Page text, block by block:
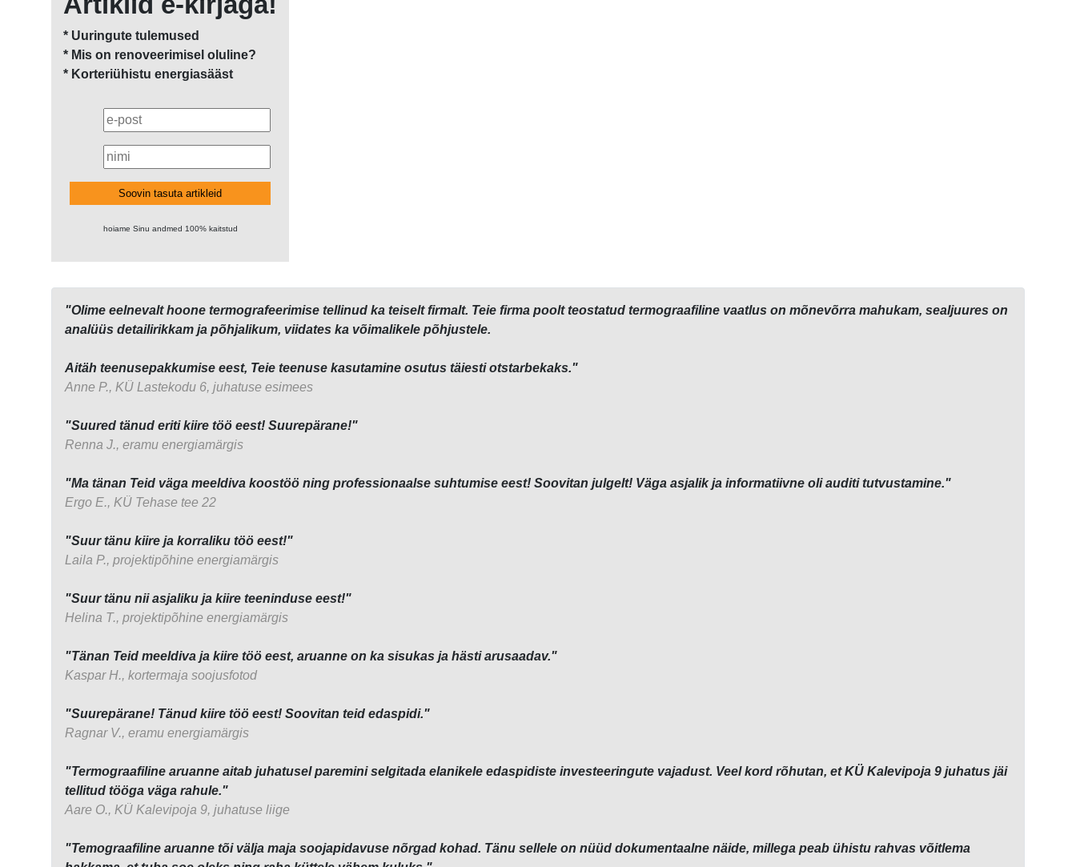
"Olime eelnevalt hoone termografeerimise tellinud ka teiselt firmalt. Teie firma poolt teostatud termograafiline vaatlus on mõnevõrra mahukam, sealjuures on
analüüs detailirikkam ja põhjalikum, viidates ka võimalikele põhjustele.
Aitäh teenusepakkumise eest, Teie teenuse kasutamine osutus täiesti otstarbekaks."
Anne P., KÜ Lastekodu 6, juhatuse esimees
"Suured tänud eriti kiire töö eest! Suurepärane!"
Renna J., eramu energiamärgis
"Ma tänan Teid väga meeldiva koostöö ning professionaalse suhtumise eest! Soovitan julgelt! Väga asjalik ja informatiivne oli auditi tutvustamine."
Ergo E., KÜ Tehase tee 22
"Suur tänu kiire ja korraliku töö eest!"
Laila P., projektipõhine energiamärgis
"Suur tänu nii asjaliku ja kiire teeninduse eest!"
Helina T., projektipõhine energiamärgis
"Tänan Teid meeldiva ja kiire töö eest, aruanne on ka sisukas ja hästi arusaadav."
Kaspar H., kortermaja soojusfotod
"Suurepärane! Tänud kiire töö eest! Soovitan teid edaspidi."
Ragnar V., eramu energiamärgis
"Termograafiline aruanne aitab juhatusel paremini selgitada elanikele edaspidiste investeeringute vajadust. Veel kord rõhutan, et KÜ Kalevipoja 9 juhatus jäi
tellitud tööga väga rahule."
Aare O., KÜ Kalevipoja 9, juhatuse liige
"Temograafiline aruanne tõi välja maja soojapidavuse nõrgad kohad. Tänu sellele on nüüd dokumentaalne näide, millega peab ühistu rahvas võitlema
* Uuringute tulemused
* Mis on renoveerimisel oluline?
* Korteriühistu energiasääst
Soovin tasuta artikleid
hoiame Sinu andmed 100% kaitstud